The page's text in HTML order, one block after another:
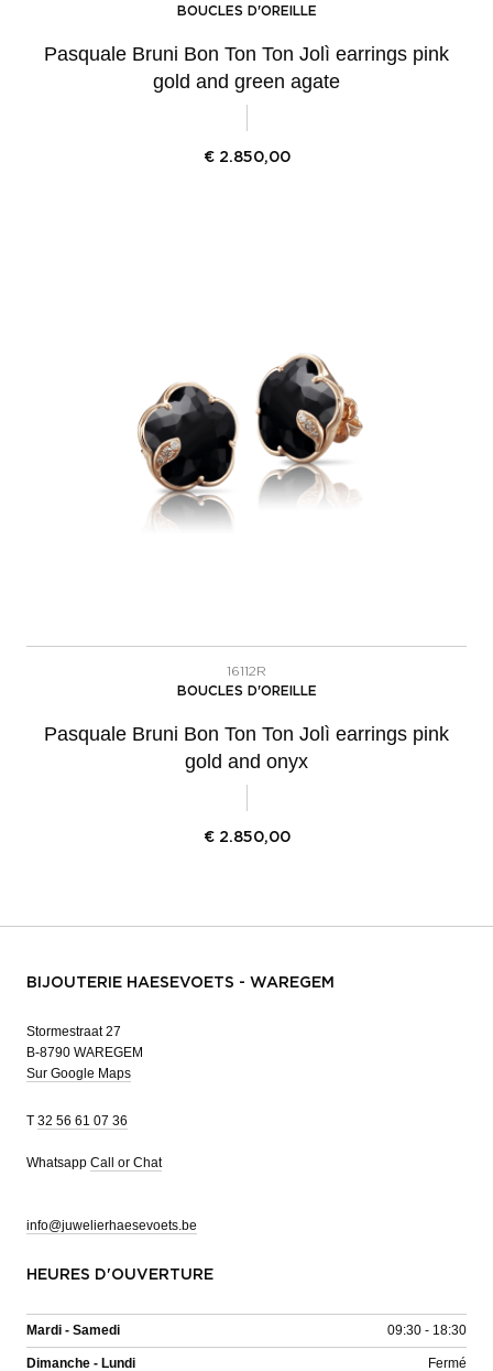
BOUCLES D'OREILLE
Pasquale Bruni Bon Ton Ton Jolì earrings pink
gold and green agate
€ 2.850,00
16112R
BOUCLES D'OREILLE
Pasquale Bruni Bon Ton Ton Jolì earrings pink
gold and onyx
€ 2.850,00
BIJOUTERIE HAESEVOETS - WAREGEM
Stormestraat 27
B-8790 WAREGEM
Sur Google Maps
T 32 56 61 07 36
Whatsapp Call or Chat
info@juwelierhaesevoets.be
HEURES D'OUVERTURE
Mardi - Samedi 09:30 - 18:30
Dimanche - Lundi Fermé